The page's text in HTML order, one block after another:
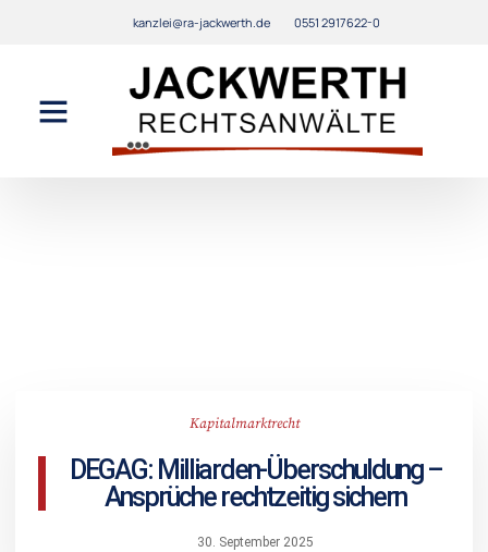
kanzlei@ra-jackwerth.de 0551 2917622-0
Kapitalmarktrecht
DEGAG: Milliarden-Überschuldung –
Ansprüche rechtzeitig sichern
30. September 2025